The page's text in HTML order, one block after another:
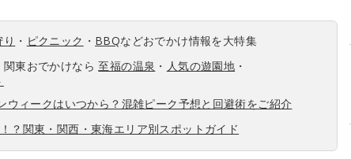
・ ピクニック ・ BBQなどおでかけ情報を大特集
関東おでかけなら至福の温泉 ・ 人気の遊園地 ・
ウィークはいつから？混雑ピーク予想と回避術をご紹介
？関東・関西・東海エリア別スポットガイド